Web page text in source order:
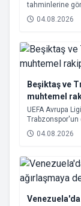
tahminlerine
bölgelerinde
bekleniyor.
04.08.2026
Beşiktaş ve
muhtemel
UEFA Avrupa
Trabzonspor'un
yoluna devam
kalabilmek için
04.08.2026